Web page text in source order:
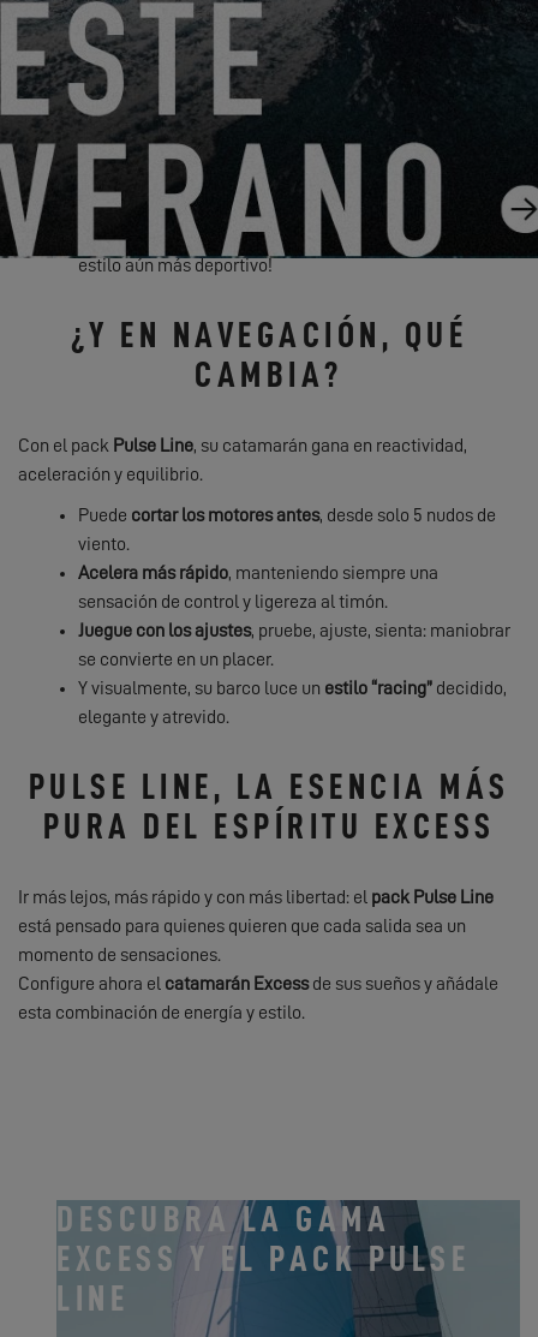
Exclusivamente en el Excess 13 como novedad: el mástil,
la botavara, los candeleros, los pasamanos y varios
elementos de herrajes están lacados en negro, ¡para un
estilo aún más deportivo!
¿Y EN NAVEGACIÓN, QUÉ
CAMBIA?
Con el pack Pulse Line, su catamarán gana en reactividad,
aceleración y equilibrio.
Puede cortar los motores antes, desde solo 5 nudos de
viento.
Acelera más rápido, manteniendo siempre una
sensación de control y ligereza al timón.
Juegue con los ajustes, pruebe, ajuste, sienta: maniobrar
se convierte en un placer.
Y visualmente, su barco luce un estilo “racing” decidido,
elegante y atrevido.
PULSE LINE, LA ESENCIA MÁS
PURA DEL ESPÍRITU EXCESS
Ir más lejos, más rápido y con más libertad: el pack Pulse Line
está pensado para quienes quieren que cada salida sea un
momento de sensaciones.
Configure ahora el catamarán Excessde sus sueños y añádale
esta combinación de energía y estilo.
DESCUBRA LA GAMA
EXCESS Y EL PACK PULSE
LINE